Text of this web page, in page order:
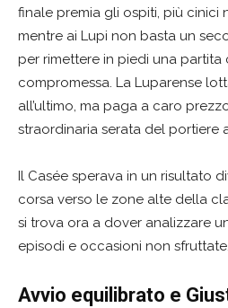
finale premia gli ospiti, più cinici
mentre ai Lupi non basta un
per rimettere in piedi una partita
compromessa. La Luparense
all’ultimo, ma paga a caro
straordinaria serata del portiere
Il Casée sperava in un risultato
corsa verso le zone alte della
si trova ora a dover analizzare
episodi e occasioni non sfruttate.
Avvio equilibrato e